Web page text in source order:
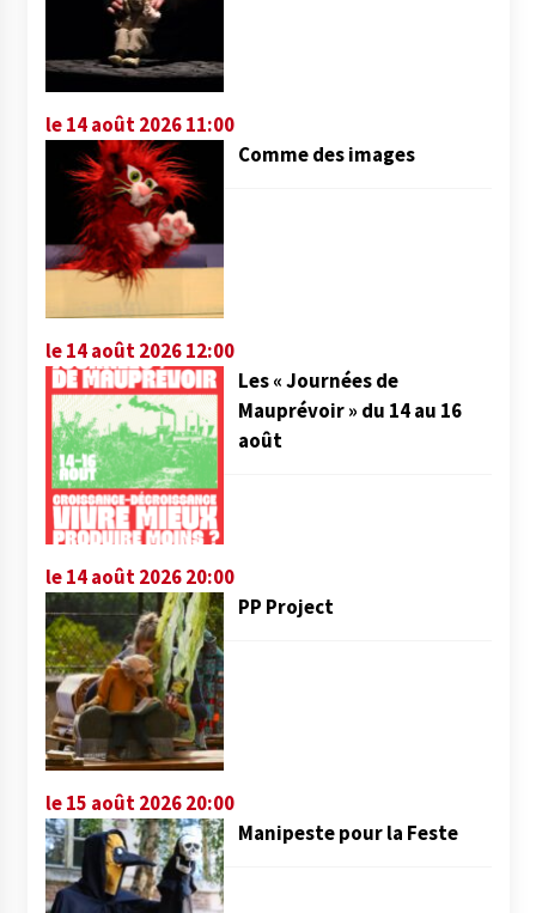
le 14 août 2026 11:00
Comme des images
le 14 août 2026 12:00
Les « Journées de
Mauprévoir » du 14 au 16
août
le 14 août 2026 20:00
PP Project
le 15 août 2026 20:00
Manipeste pour la Feste